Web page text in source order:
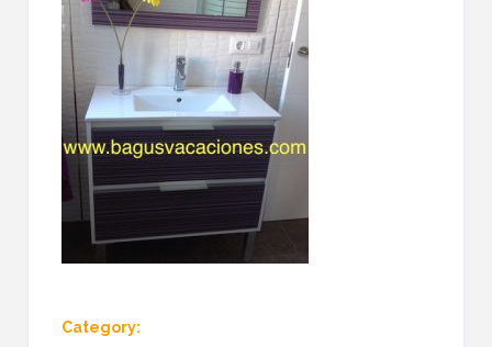
Category: